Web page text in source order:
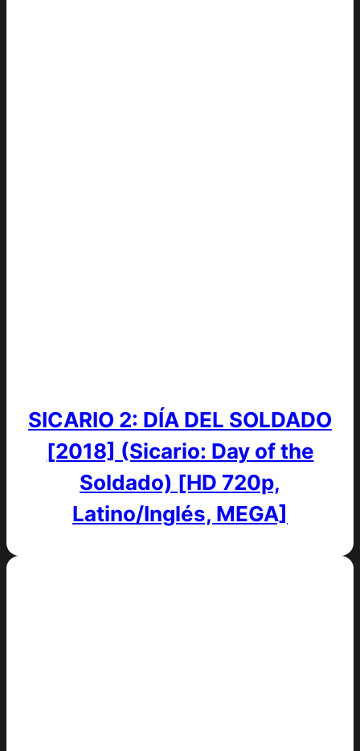
SICARIO 2: DÍA DEL SOLDADO
[2018] (Sicario: Day of the
Soldado) [HD 720p,
Latino/Inglés, MEGA]